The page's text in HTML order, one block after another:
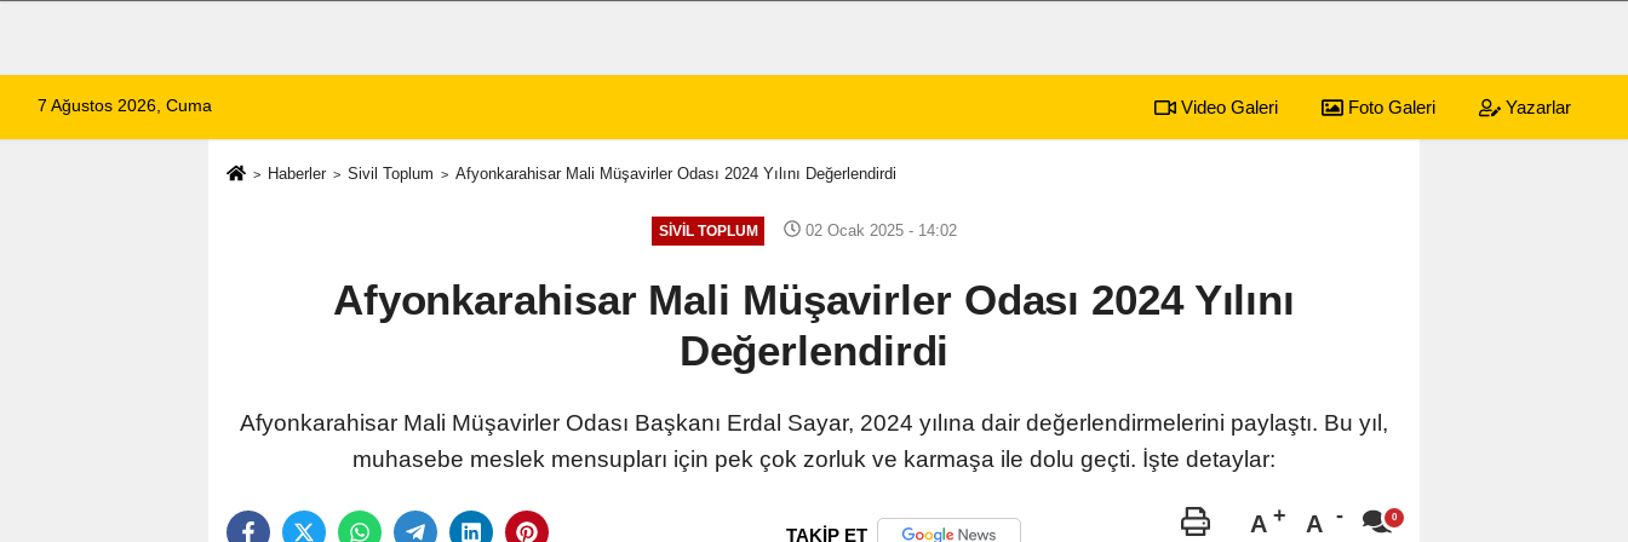
7 Ağustos 2026, Cuma Video Galeri Foto Galeri Yazarlar
Haberler Sivil Toplum Afyonkarahisar Mali Müşavirler Odası 2024 Yılını Değerlendirdi
SIVIL TOPLUM 02 Ocak 2025 - 14:02
Afyonkarahisar Mali Müşavirler Odası 2024 Yılını
Değerlendirdi
Afyonkarahisar Mali Müşavirler Odası Başkanı Erdal Sayar, 2024 yılına dair değerlendirmelerini paylaştı. Bu yıl,
muhasebe meslek mensupları için pek çok zorluk ve karmaşa ile dolu geçti. İşte detaylar:
TAKİP ET A A